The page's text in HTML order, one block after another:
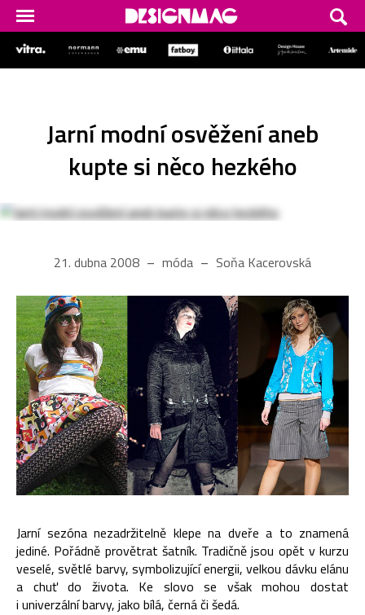
Jarní modní osvěžení aneb
kupte si něco hezkého
21. dubna 2008 móda Soňa Kacerovská
Jarní sezóna nezadržitelně klepe na dveře a to znamená
jediné. Pořádně provětrat šatník. Tradičně jsou opět v kurzu
veselé, světlé barvy, symbolizující energii, velkou dávku elánu
a chuť do života. Ke slovo se však mohou dostat
i univerzální barvy, jako bílá, černá či šedá.